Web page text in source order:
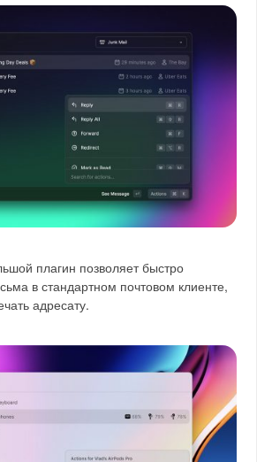
плагин позволяет быстро
в стандартном почтовом клиенте,
адресату.